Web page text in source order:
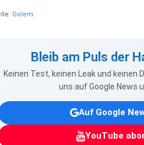
Golem
Bleib am Puls der
Keinen Test, keinen Leak und keinen
uns auf Google News
Auf Google
YouTube